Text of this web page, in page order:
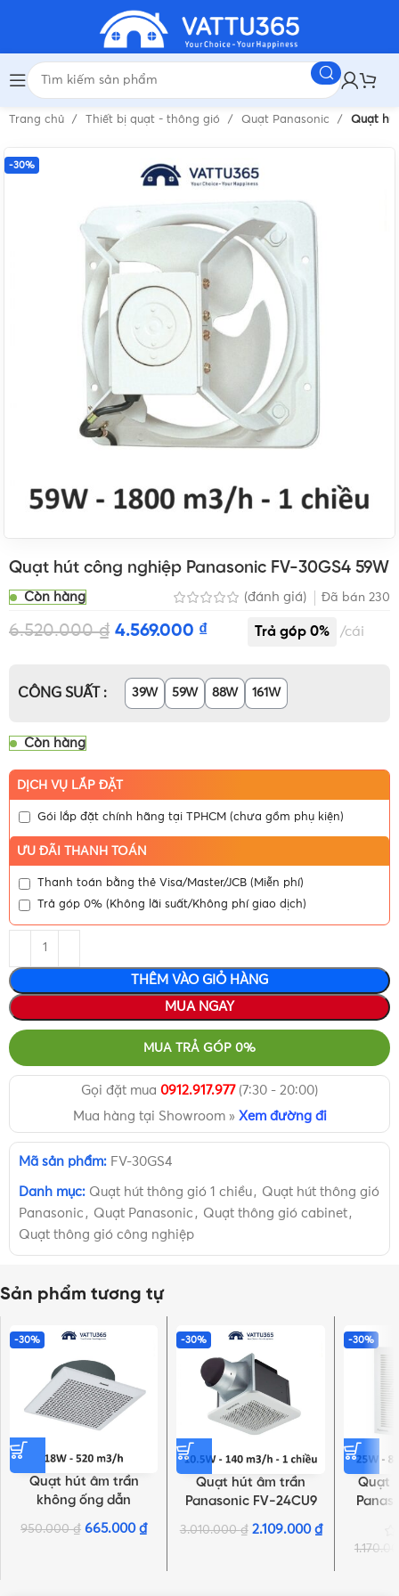
Trang chủ Thiết bị quạt - thông gió Quạt Panasonic Quạt
-30%
Quạt hút công nghiệp Panasonic FV-30GS4 59W
Còn hàng (đánh giá) Đã bán 230
6.520.000₫ 4.569.000 ₫ cái
CÔNG SUẤT 39W 59W 88W 161W
Còn hàng
DỊCH VỤ LẮP ĐẶT
Gói lắp đặt chính hãng tại TPHCM (chưa gồm phụ kiện)
ƯU ĐÃI THANH TOÁN
Thanh toán bằng thẻ Visa/Master/JCB (Miễn phí)
Trả góp 0% (Không lãi suất/Không phí giao dịch)
THÊM VÀO GIỎ HÀNG
MUA NGAY
MUA TRẢ GÓP 0%
Gọi đặt mua 0912.917.977(7:30 - 20:00)
Mua hàng tại Showroom » Xem đường đi
Mã sản phẩm: FV-30GS4
Danh mục: Quạt hút thông gió 1 chiều , Quạt hút thông gió
Panasonic , Quạt Panasonic , Quạt thông gió cabinet ,
Quạt thông gió công nghiệp
Sản phẩm tương tự
-30%
Quạt hút âm trần
không ống dẫn
Panasonic FV-20TGU1
18W
950.000₫ 665.000₫
-30%
Quạt hút âm trần
Panasonic FV-24CU9
10.5W, có ống dẫn
3.010.000₫ 2.109.000 ₫
-30%
Quạt